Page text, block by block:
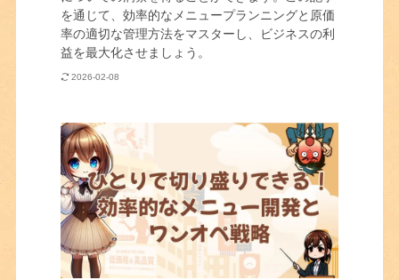
を通じて、効率的なメニュープランニングと原価
率の適切な管理方法をマスターし、ビジネスの利
益を最大化させましょう。
2026-02-08